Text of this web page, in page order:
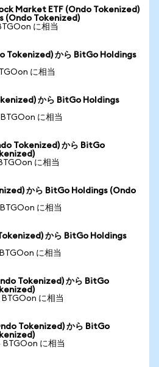
Market ETF (Ondo Tokenized)
(Ondo Tokenized)
に相当
Tokenized) から BitGo Holdings
に相当
から BitGo Holdings
に相当
Tokenized) から BitGo
に相当
から BitGo Holdings (Ondo
に相当
から BitGo Holdings
に相当
Tokenized) から BitGo
BTGOon に相当
Tokenized) から BitGo
BTGOon に相当